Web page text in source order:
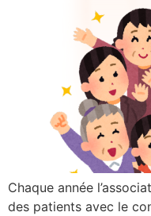
Chaque année
des patients avec le